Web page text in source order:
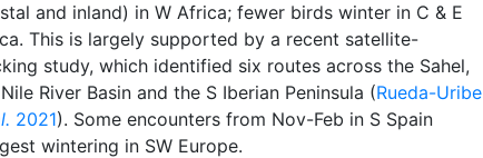
and inland) in W Africa; fewer birds winter in C & E
This is largely supported by a recent satellite-
study, which identified six routes across the Sahel,
River Basin and the S Iberian Peninsula (Rueda-Uribe
2021). Some encounters from Nov-Feb in S Spain
wintering in SW Europe.